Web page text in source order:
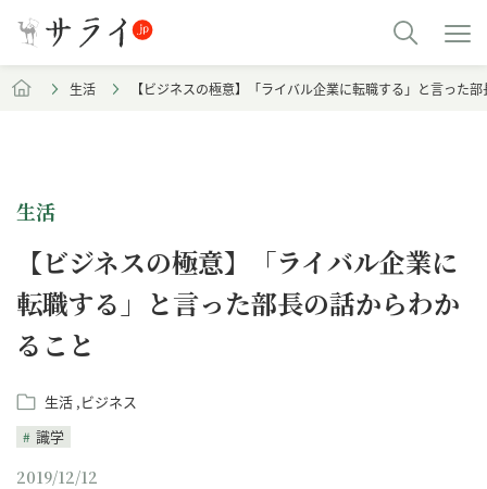
生活 【ビジネスの極意】「ライバル企業に転職する」と言った
生活
【ビジネスの極意】「ライバル企業に
転職する」と言った部長の話からわか
ること
生活 ビジネス
識学
2019/12/12